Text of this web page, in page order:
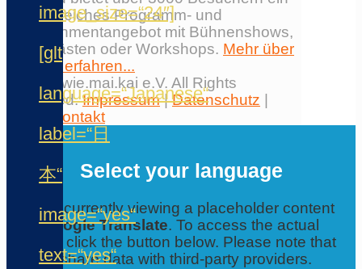
image_size=“24″]
[glt
language=“Japanese“
label=“日
本“
image=“yes“
text=“yes“
umfangreiches Programm- und
Entertainmentangebot mit Bühnenshows,
Ehrengästen oder Workshops. Mehr über
die Con erfahren...
© 2026 wie.mai.kai e.V. All Rights
Reserved.Impressum|Datenschutz
Kontakt
Select your language
You are currently viewing a placeholder content
fromGoogle Translate. To access the actual
content, click the button below. Please note that
this will share data with third-party providers.